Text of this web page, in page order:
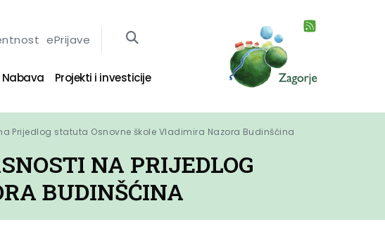
ePrijave
Nabava Projekti i investicije
Prijedlog statuta Osnovne škole Vladimira Nazora Budinšćina
NA PRIJEDLOG
BUDINŠĆINA